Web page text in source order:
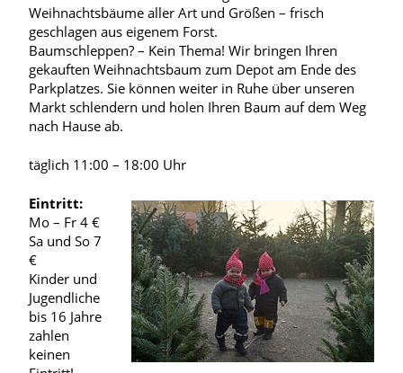
Weihnachtsbäume aller Art und Größen – frisch
geschlagen aus eigenem Forst.
Baumschleppen? – Kein Thema! Wir bringen Ihren
gekauften Weihnachtsbaum zum Depot am Ende des
Parkplatzes. Sie können weiter in Ruhe über unseren
Markt schlendern und holen Ihren Baum auf dem Weg
nach Hause ab.
täglich 11:00 – 18:00 Uhr
Eintritt:
Mo – Fr 4 €
Sa und So 7
€
Kinder und
Jugendliche
bis 16 Jahre
zahlen
keinen